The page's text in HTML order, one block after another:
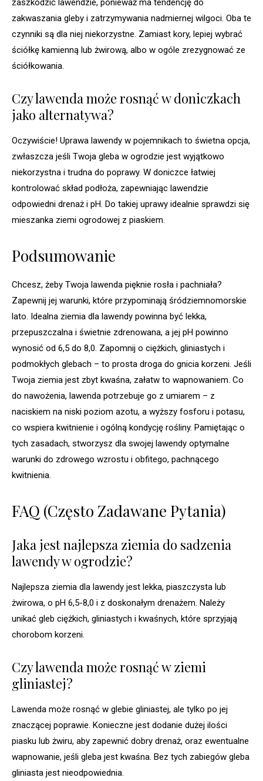
zaszkodzić lawendzie, ponieważ ma tendencję do
zakwaszania gleby i zatrzymywania nadmiernej wilgoci. Oba te
czynniki są dla niej niekorzystne. Zamiast kory, lepiej wybrać
ściółkę kamienną lub żwirową, albo w ogóle zrezygnować ze
ściółkowania.
Czy lawenda może rosnąć w doniczkach
jako alternatywa?
Oczywiście! Uprawa lawendy w pojemnikach to świetna opcja,
zwłaszcza jeśli Twoja gleba w ogrodzie jest wyjątkowo
niekorzystna i trudna do poprawy. W doniczce łatwiej
kontrolować skład podłoża, zapewniając lawendzie
odpowiedni drenaż i pH. Do takiej uprawy idealnie sprawdzi się
mieszanka ziemi ogrodowej z piaskiem.
Podsumowanie
Chcesz, żeby Twoja lawenda pięknie rosła i pachniała?
Zapewnij jej warunki, które przypominają śródziemnomorskie
lato. Idealna ziemia dla lawendy powinna być lekka,
przepuszczalna i świetnie zdrenowana, a jej pH powinno
wynosić od 6,5 do 8,0. Zapomnij o ciężkich, gliniastych i
podmokłych glebach – to prosta droga do gnicia korzeni. Jeśli
Twoja ziemia jest zbyt kwaśna, załatw to wapnowaniem. Co
do nawożenia, lawenda potrzebuje go z umiarem – z
naciskiem na niski poziom azotu, a wyższy fosforu i potasu,
co wspiera kwitnienie i ogólną kondycję rośliny. Pamiętając o
tych zasadach, stworzysz dla swojej lawendy optymalne
warunki do zdrowego wzrostu i obfitego, pachnącego
kwitnienia.
FAQ (Często Zadawane Pytania)
Jaka jest najlepsza ziemia do sadzenia
lawendy w ogrodzie?
Najlepsza ziemia dla lawendy jest lekka, piaszczysta lub
żwirowa, o pH 6,5-8,0 i z doskonałym drenażem. Należy
unikać gleb ciężkich, gliniastych i kwaśnych, które sprzyjają
chorobom korzeni.
Czy lawenda może rosnąć w ziemi
gliniastej?
Lawenda może rosnąć w glebie gliniastej, ale tylko po jej
znaczącej poprawie. Konieczne jest dodanie dużej ilości
piasku lub żwiru, aby zapewnić dobry drenaż, oraz ewentualne
wapnowanie, jeśli gleba jest kwaśna. Bez tych zabiegów gleba
gliniasta jest nieodpowiednia.